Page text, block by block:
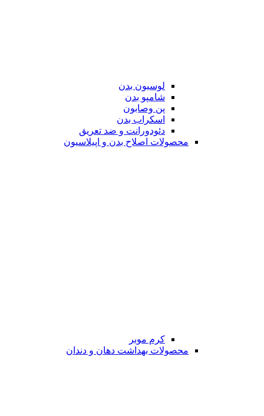
لوسیون بدن
شامپو بدن
پن وصابون
اسکراب بدن
دئودورانت و ضد تعریق
محصولات اصلاح بدن و اپیلاسیون
کرم موبر
محصولات بهداشت دهان و دندان